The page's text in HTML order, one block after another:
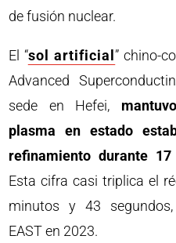
de fusión nuclear.
El “sol artificial” chino-
Advanced
sede en Hefei,
plasma en estado
refinamiento durante
Esta cifra casi triplica el
minutos y 43
EAST en 2023.